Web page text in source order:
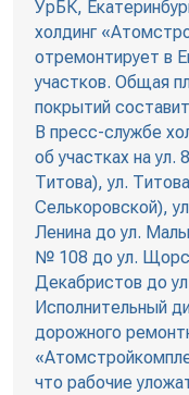
УрБК,
холдинг
отремонтирует в
участков. Общая
покрытий
В пресс-службе
об участках на ул.
Титова), ул.
Селькоровской),
Ленина до ул.
№ 108 до ул.
Декабристов до
Исполнительный
дорожного
что рабочие